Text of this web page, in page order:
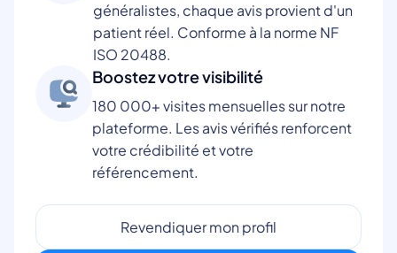
généralistes, chaque avis provient d'un
patient réel. Conforme à la norme NF
ISO 20488.
Boostez votre visibilité
180 000+ visites mensuelles sur notre
plateforme. Les avis vérifiés renforcent
votre crédibilité et votre
référencement.
Revendiquer mon profil